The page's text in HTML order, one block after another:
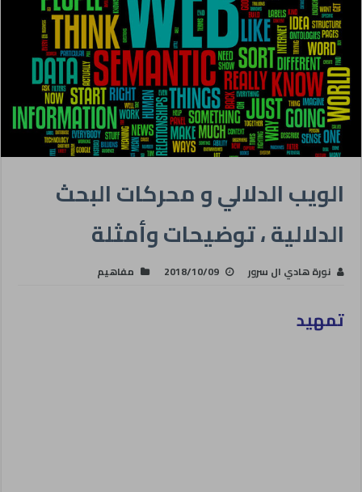
الويب الدلالي و محركات البحث
الدلالية ، توضيحات وأمثلة
نورة هادي ال سرور 2018/10/09 مفاهيم
تمهيد